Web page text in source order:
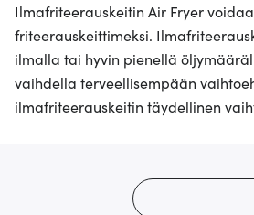
Ilmafriteerauskeitin Air Fryer
friteerauskeittimeksi.
ilmalla tai hyvin pienellä
vaihdella terveellisempään
ilmafriteerauskeitin täydellinen